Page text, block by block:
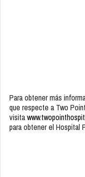
Para obtener más
que respecte a Two
visita
para obtener el Hospital